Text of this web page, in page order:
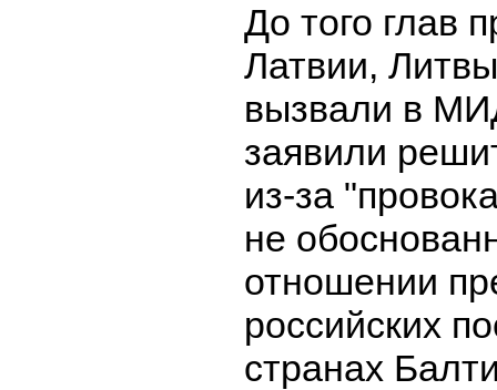
До того глав
Латвии,
вызвали в
заявили
из-за
не
отношении
российских
странах